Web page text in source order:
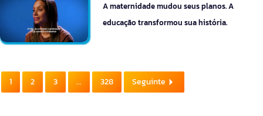
A maternidade mudou seus planos. A
educação transformou sua história.
1 2 3 ... 328 Seguinte